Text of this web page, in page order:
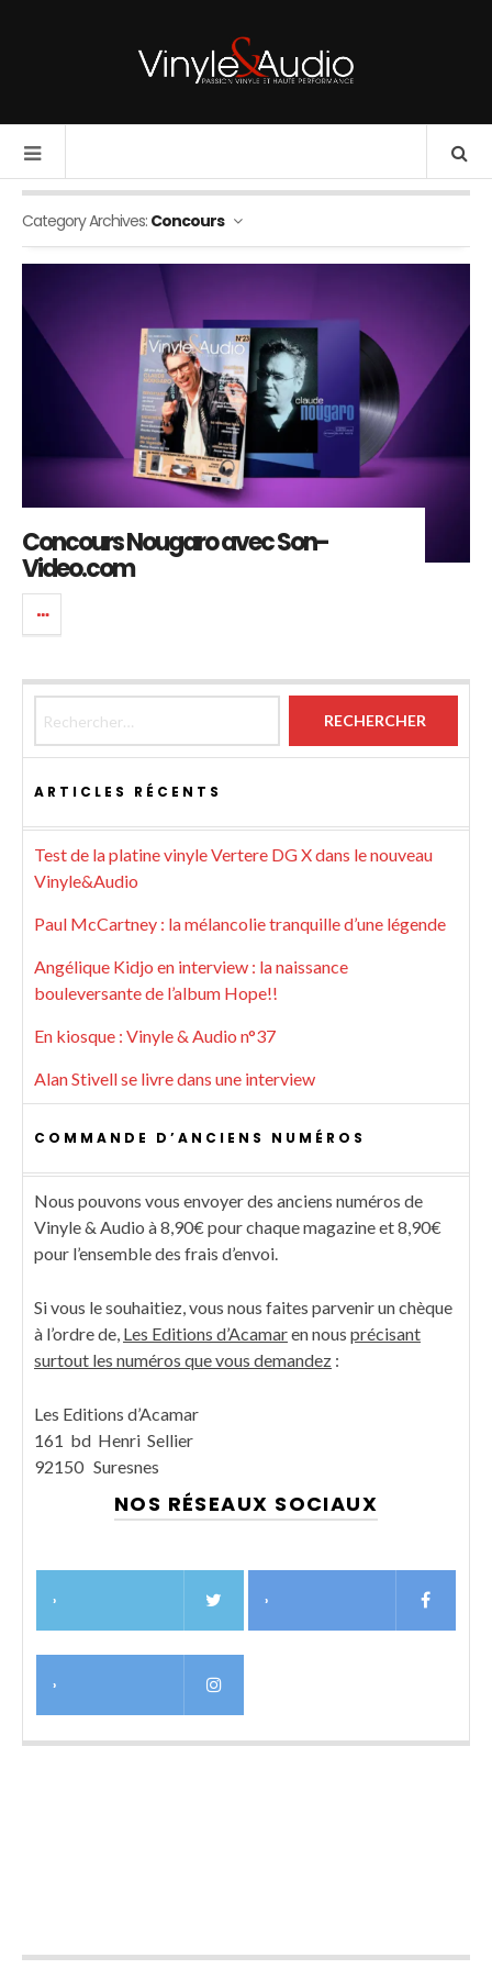
Category Archives: Concours
Concours Nougaro avec Son-
Video.com
ARTICLES RÉCENTS
Test de la platine vinyle Vertere DG X dans le nouveau
Vinyle&Audio
Paul McCartney : la mélancolie tranquille d’une légende
Angélique Kidjo en interview : la naissance
bouleversante de l’album Hope!!
En kiosque : Vinyle & Audio n°37
Alan Stivell se livre dans une interview
COMMANDE D’ANCIENS NUMÉROS
Nous pouvons vous envoyer des anciens numéros de
Vinyle & Audio à 8,90€ pour chaque magazine et 8,90€
pour l’ensemble des frais d’envoi.
Si vous le souhaitiez, vous nous faites parvenir un chèque
à l’ordre de, Les Editions d’Acamaren nous précisant
surtout les numéros que vous demandez :
Les Editions d’Acamar
161 bd Henri Sellier
92150 Suresnes
NOS RÉSEAUX SOCIAUX
› ›
›